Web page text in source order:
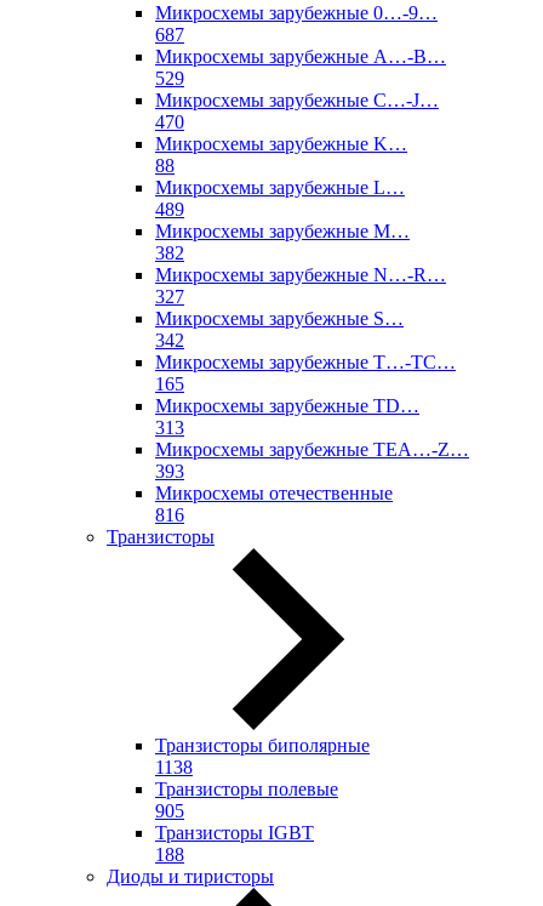
Микросхемы зарубежные 0…-9…
687
Микросхемы зарубежные A…-B…
529
Микросхемы зарубежные C…-J…
470
Микросхемы зарубежные K…
88
Микросхемы зарубежные L…
489
Микросхемы зарубежные M…
382
Микросхемы зарубежные N…-R…
327
Микросхемы зарубежные S…
342
Микросхемы зарубежные T…-TC…
165
Микросхемы зарубежные TD…
313
Микросхемы зарубежные TEA…-Z…
393
Микросхемы отечественные
816
Транзисторы
Транзисторы биполярные
1138
Транзисторы полевые
905
Транзисторы IGBT
188
Диоды и тиристоры